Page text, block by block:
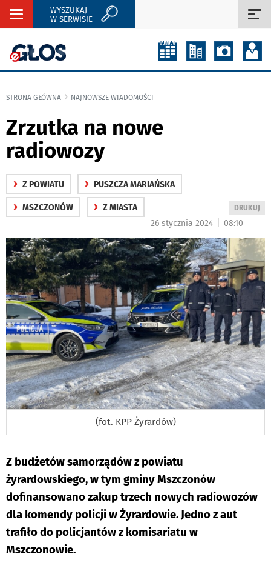
Rozwiń
WYSZUKAJ
W SERWISIE
STRONA GŁÓWNA NAJNOWSZE WIADOMOŚCI
Zrzutka na nowe
radiowozy
› Z POWIATU › PUSZCZA MARIAŃSKA
› MSZCZONÓW › Z MIASTA
WYDRUKUJ
DRUKUJ
26 stycznia 2024 08:10
(fot. KPP Żyrardów)
Z budżetów samorządów z powiatu
żyrardowskiego, w tym gminy Mszczonów
dofinansowano zakup trzech nowych radiowozów
dla komendy policji w Żyrardowie. Jedno z aut
trafiło do policjantów z komisariatu w
Mszczonowie.